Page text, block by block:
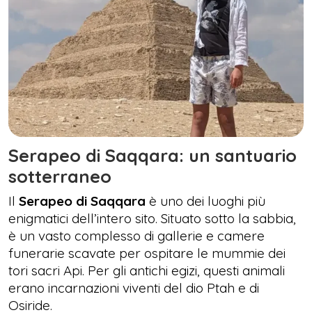
Serapeo di Saqqara: un santuario
sotterraneo
Il Serapeo di Saqqara è uno dei luoghi più
enigmatici dell’intero sito. Situato sotto la sabbia,
è un vasto complesso di gallerie e camere
funerarie scavate per ospitare le mummie dei
tori sacri Api. Per gli antichi egizi, questi animali
erano incarnazioni viventi del dio Ptah e di
Osiride.